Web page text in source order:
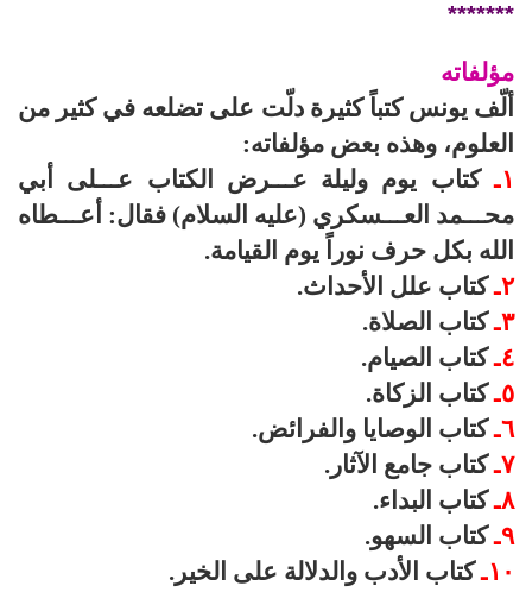
*******
مؤلفاته
ألّف يونس كتباً كثيرة دلّت على تضلعه في كثير من
العلوم، وهذه بعض مؤلفاته:
۱ـ كتاب يوم وليلة عـــرض الكتاب عـــلى أبي
محـــمد العـــسكري (عليه السلام) فقال: أعـــطاه
الله بكل حرف نوراً يوم القيامة.
۲ـ كتاب علل الأحداث.
۳ـ كتاب الصلاة.
٤ـ كتاب الصيام.
٥ـ كتاب الزكاة.
٦ـ كتاب الوصايا والفرائض.
۷ـ كتاب جامع الآثار.
۸ـ كتاب البداء.
۹ـ كتاب السهو.
۱۰ـ كتاب الأدب والدلالة على الخير.